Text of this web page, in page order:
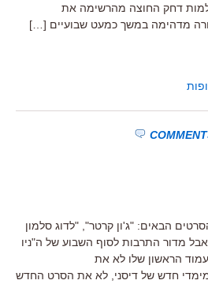
דחק החוצה מהרשימה את
מדהימה במשך כמעט שבועיים […]
הבאים: "ג'ון קרטר", "לדוג סלמון
מדור התרבות לסוף השבוע של ה"ניו
הראשון שלו לא את
חדש של דיסני, לא את הסרט החדש